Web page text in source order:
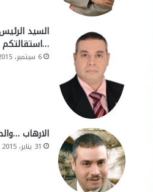
السيد
6 سبتمبر، 2015
الارهاب
31 يناير، 2015